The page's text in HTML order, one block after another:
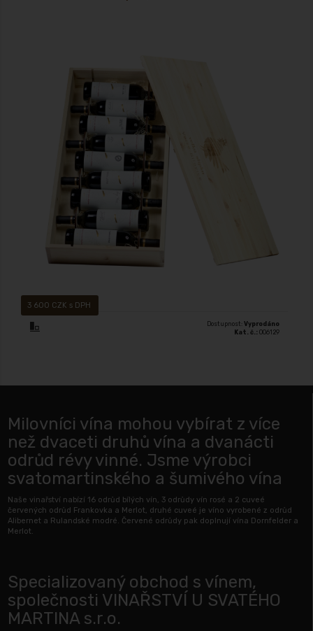
3 600 CZK s DPH
Moravské zemské víno – MZV, suché 2018 Speciální edice, s láskou
Dostupnost:Vyprodáno
Kat. č.: 006129
Milovníci vína mohou vybírat z více
než dvaceti druhů vína a dvanácti
odrůd révy vinné. Jsme výrobci
svatomartinského a šumivého vína
Naše vinařství nabízí 16 odrůd bílých vín, 3 odrůdy vín rosé a 2 cuveé
červených odrůd Frankovka a Merlot, druhé cuveé je víno vyrobené z odrůd
Alibernet a Rulandské modré. Červené odrůdy pak doplnují vína Dornfelder a
Merlot.
Specializovaný obchod s vínem,
společnosti VINAŘSTVÍ U SVATÉHO
MARTINA s.r.o.